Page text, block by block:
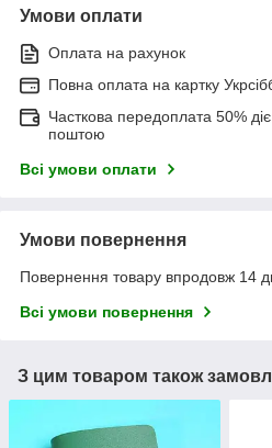
Умови оплати
Оплата на рахунок
Повна оплата на картку
Часткова передоплата 50%
поштою
Всі умови оплати
Умови повернення
Повернення товару впродовж 14
Всі умови повернення
З цим товаром також